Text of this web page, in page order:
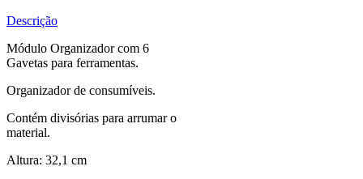
Descrição
Módulo Organizador com 6
Gavetas para ferramentas.
Organizador de consumíveis.
Contém divisórias para arrumar o
material.
Altura: 32,1 cm